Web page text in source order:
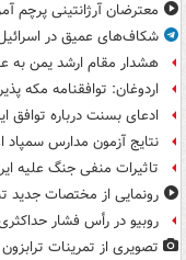
معترضان آرژانتینی پرچم
شکاف‌های عمیق در
هشدار مقام ارشد یمن به
اردوغان: توافقنامه مکه
ادعای بسنت درباره توافق
نتایج آزمون مدارس سمپاد
تاثیرات منفی جنگ علیه
رونمایی از مختصات جدید
روبیو در رأس فشار
تصویری از تمرینات